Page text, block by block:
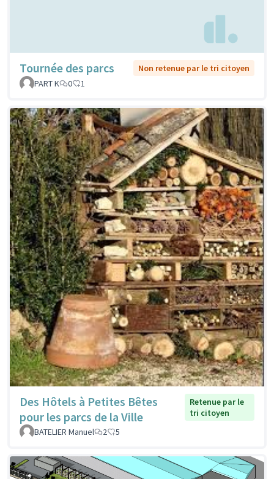
Tournée des parcs
Non retenue par le tri citoyen
PART K
0 1
Des Hôtels à Petites Bêtes
pour les parcs de la Ville
Retenue par le
tri citoyen
BATELIER Manuel
2 5